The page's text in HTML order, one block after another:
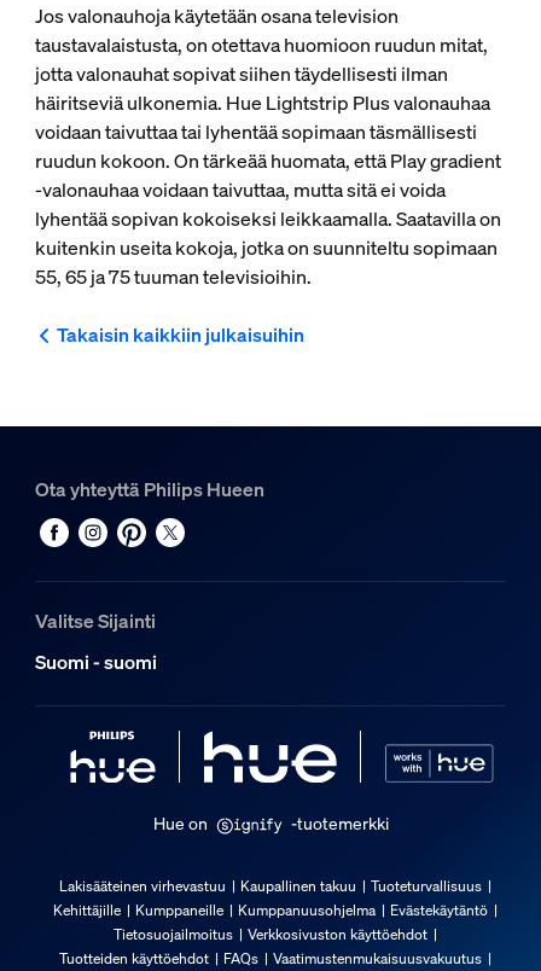
Jos valonauhoja käytetään osana television
taustavalaistusta, on otettava huomioon ruudun mitat,
jotta valonauhat sopivat siihen täydellisesti ilman
häiritseviä ulkonemia. Hue Lightstrip Plus valonauhaa
voidaan taivuttaa tai lyhentää sopimaan täsmällisesti
ruudun kokoon. On tärkeää huomata, että Play gradient
-valonauhaa voidaan taivuttaa, mutta sitä ei voida
lyhentää sopivan kokoiseksi leikkaamalla. Saatavilla on
kuitenkin useita kokoja, jotka on suunniteltu sopimaan
55, 65 ja 75 tuuman televisioihin.
Takaisin kaikkiin julkaisuihin
Ota yhteyttä Philips Hueen
Valitse Sijainti
Suomi - suomi
Hue on -tuotemerkki
Lakisääteinen virhevastuu Kaupallinen takuu
Tuoteturvallisuus
Kehittäjille
Kumppaneille Kumppanuusohjelma
Evästekäytäntö
Tietosuojailmoitus
Verkkosivuston käyttöehdot
Tuotteiden käyttöehdot
FAQs Vaatimustenmukaisuusvakuutus